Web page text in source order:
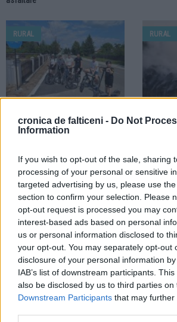
cronica de falticeni - Do Not
Information
If you wish to opt-out of the sale, sharing
processing of your personal or sensitive
targeted advertising by us, please use
section to confirm your selection. Please
opt-out request is processed you may
interest-based ads based on personal
us or personal information disclosed to
your opt-out. You may separately opt-out
disclosure of your personal information
IAB’s list of downstream participants.
also be disclosed by us to third parties on
Downstream Participants that may
RURAL
31.07.2026
Vacanță pe două roți. Copiii din
declară încântați
RURAL
31.07.2026
flăcări
RURAL
30.07.2026
Accident rutier produs în comuna
autovehicul de marfă s-au ciocnit.